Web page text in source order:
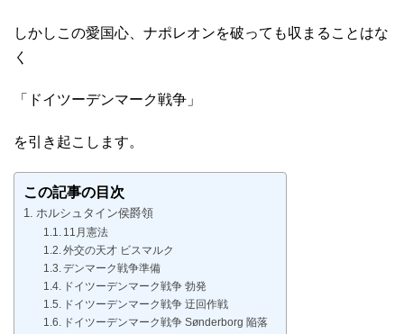
しかしこの愛国心、ナポレオンを破っても収まることはな
く
「ドイツーデンマーク戦争」
を引き起こします。
この記事の目次
ホルシュタイン侯爵領
11月憲法
外交の天才 ビスマルク
デンマーク戦争準備
ドイツーデンマーク戦争 勃発
ドイツーデンマーク戦争 迂回作戦
ドイツーデンマーク戦争 Sønderborg 陥落